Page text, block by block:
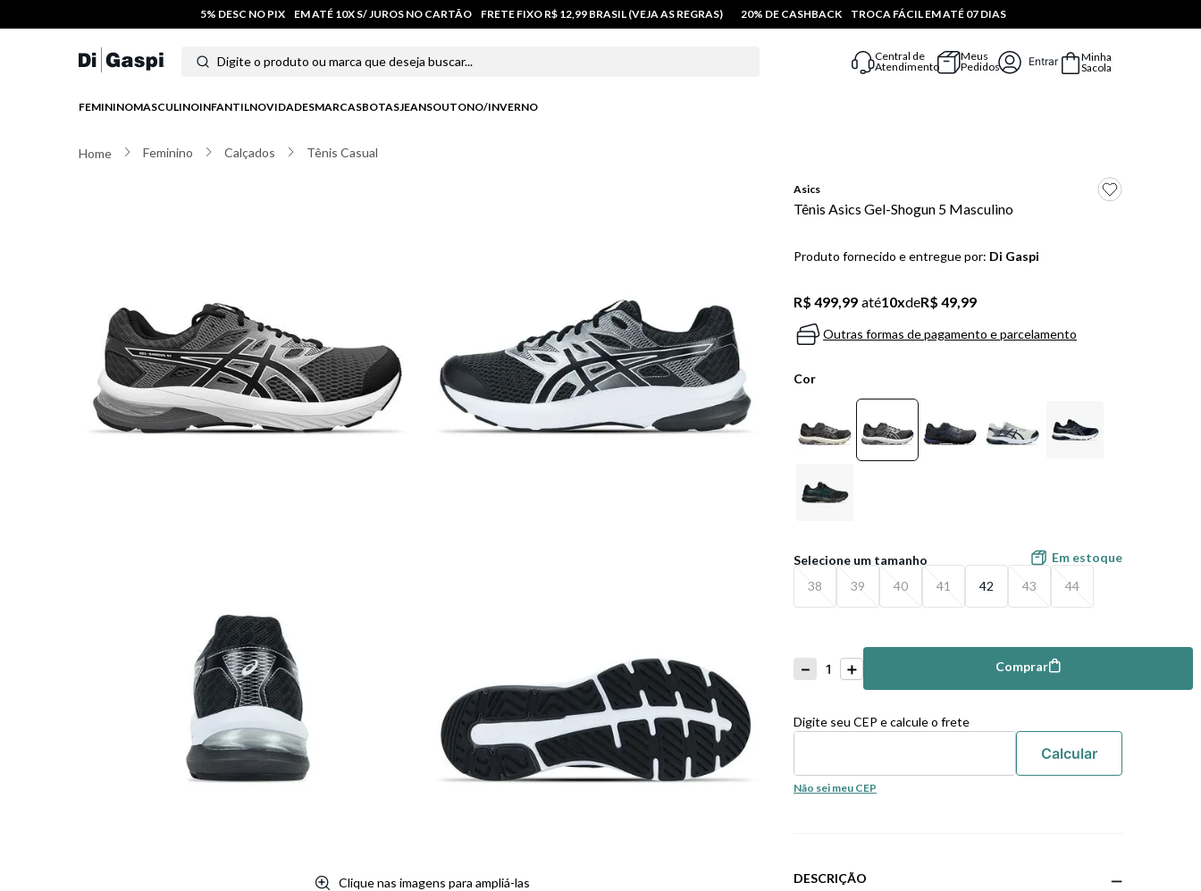
5% DESC NO PIX EM ATÉ 10X S/ JUROS NO CARTÃO FRETE FIXO R$ 12,99 BRASIL (VEJA AS REGRAS) 20% DE CASHBACK TROCA FÁCIL EM ATÉ 07 DIAS
Digite o produto ou marca que deseja buscar...
Central de
Atendimento
Meus
Pedidos
Entrar
Minha
Sacola
FEMININOMASCULINOINFANTILNOVIDADESMARCASBOTASJEANSOUTONO/INVERNO
Feminino Calçados Tênis Casual
Clique nas imagens para ampliá-las
Asics
Tênis Asics Gel-Shogun 5 Masculino
Produto fornecido e entregue por: Di Gaspi
R$ 499,99 até10xdeR$ 49,99
Outras formas de pagamento e parcelamento
Cor
38 39 40 41 42 43 44
Em estoque
＋
－
Comprar Comprar
Digite seu CEP e calcule o frete
Não sei meu CEP
DESCRIÇÃO
6º sandalia
7º jeans
8º salto